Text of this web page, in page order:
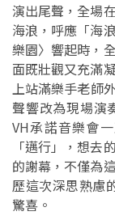
演出尾聲，全場
海浪，呼應「海
樂園〉響起時，
面既壯觀又充滿
上站滿樂手老師
聲響改為現場演
VH承諾音樂會
「邁行」，想去
的謝幕，不僅為
歷這次深思熟慮
驚喜。